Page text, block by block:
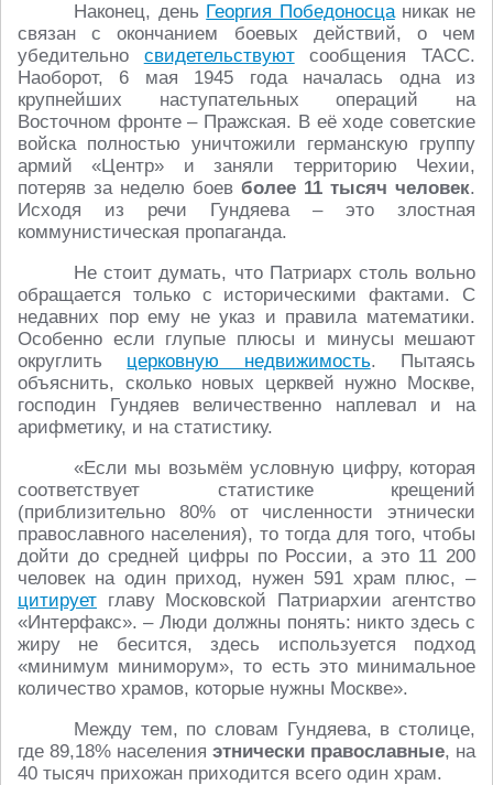
Наконец, день Георгия Победоносцаникак не
связан с окончанием боевых действий, о чем
убедительно свидетельствуютсообщения ТАСС.
Наоборот, 6 мая 1945 года началась одна из
крупнейших наступательных операций на
Восточном фронте – Пражская. В её ходе советские
войска полностью уничтожили германскую группу
армий «Центр» и заняли территорию Чехии,
потеряв за неделю боев более 11 тысяч человек.
Исходя из речи Гундяева – это злостная
коммунистическая пропаганда.
Не стоит думать, что Патриарх столь вольно
обращается только с историческими фактами. С
недавних пор ему не указ и правила математики.
Особенно если глупые плюсы и минусы мешают
округлить церковную недвижимость. Пытаясь
объяснить, сколько новых церквей нужно Москве,
господин Гундяев величественно наплевал и на
арифметику, и на статистику.
«Если мы возьмём условную цифру, которая
соответствует статистике крещений
(приблизительно 80% от численности этнически
православного населения), то тогда для того, чтобы
дойти до средней цифры по России, а это 11 200
человек на один приход, нужен 591 храм плюс, –
цитирует главу Московской Патриархии агентство
«Интерфакс». – Люди должны понять: никто здесь с
жиру не бесится, здесь используется подход
«минимум миниморум», то есть это минимальное
количество храмов, которые нужны Москве».
Между тем, по словам Гундяева, в столице,
где 89,18% населения этнически православные, на
40 тысяч прихожан приходится всего один храм.